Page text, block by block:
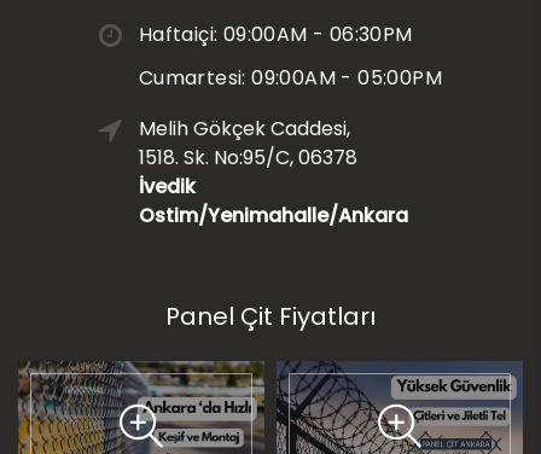
Haftaiçi: 09:00AM - 06:30PM
Cumartesi: 09:00AM - 05:00PM
Melih Gökçek Caddesi,
1518. Sk. No:95/C, 06378
İvedik
Ostim/Yenimahalle/Ankara
Panel Çit Fiyatları